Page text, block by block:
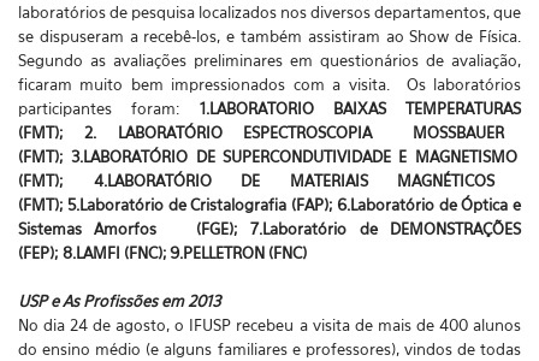
laboratórios de pesquisa localizados nos diversos departamentos, que
se dispuseram a recebê-los, e também assistiram ao Show de Física.
Segundo as avaliações preliminares em questionários de avaliação,
ficaram muito bem impressionados com a visita. Os laboratórios
participantes foram: 1.LABORATORIO BAIXAS TEMPERATURAS
(FMT); 2. LABORATÓRIO ESPECTROSCOPIA MOSSBAUER
(FMT);3.LABORATÓRIO DE SUPERCONDUTIVIDADE E MAGNETISMO
(FMT); 4.LABORATÓRIO DE MATERIAIS MAGNÉTICOS
(FMT); 5.Laboratório de Cristalografia (FAP); 6.Laboratório de Óptica e
Sistemas Amorfos (FGE);7.Laboratório de DEMONSTRAÇÕES
(FEP); 8.LAMFI (FNC); 9.PELLETRON (FNC)
USP e As Profissões em 2013
No dia 24 de agosto, o IFUSP recebeu a visita de mais de 400 alunos
do ensino médio (e alguns familiares e professores), vindos de todas